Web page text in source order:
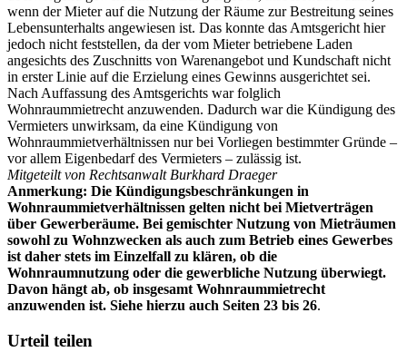
wenn der Mieter auf die Nutzung der Räume zur Bestreitung seines
Lebensunterhalts angewiesen ist. Das konnte das Amtsgericht hier
jedoch nicht feststellen, da der vom Mieter betriebene Laden
angesichts des Zuschnitts von Warenangebot und Kundschaft nicht
in erster Linie auf die Erzielung eines Gewinns ausgerichtet sei.
Nach Auffassung des Amtsgerichts war folglich
Wohnraummietrecht anzuwenden. Dadurch war die Kündigung des
Vermieters unwirksam, da eine Kündigung von
Wohnraummietverhältnissen nur bei Vorliegen bestimmter Gründe –
vor allem Eigenbedarf des Vermieters – zulässig ist.
Mitgeteilt von Rechtsanwalt Burkhard Draeger
Anmerkung: Die Kündigungsbeschränkungen in
Wohnraummietverhältnissen gelten nicht bei Mietverträgen
über Gewerberäume. Bei gemischter Nutzung von Mieträumen
sowohl zu Wohnzwecken als auch zum Betrieb eines Gewerbes
ist daher stets im Einzelfall zu klären, ob die
Wohnraumnutzung oder die gewerbliche Nutzung überwiegt.
Davon hängt ab, ob insgesamt Wohnraummietrecht
anzuwenden ist. Siehe hierzu auch Seiten 23 bis 26.
Urteil teilen